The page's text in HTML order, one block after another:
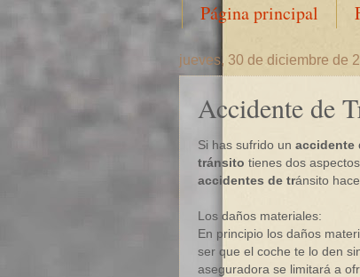
Página principal
jueves, 30 de diciembre de
Accidente de
Si has sufrido un accidente
tránsito tienes dos
accidentes de tránsito
Los daños materiales:
En principio los daños
ser que el coche te lo den
aseguradora se limitará a